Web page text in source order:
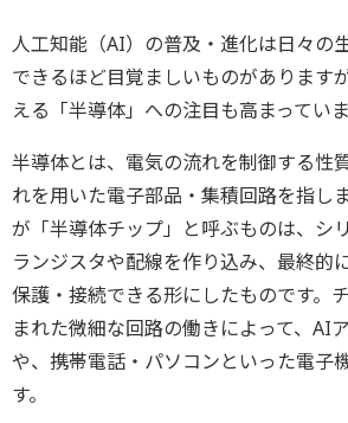
人工知能（AI）の普及・進化は日々の
できるほど目覚ましいものがあります
える「半導体」への注目も高まっていま
半導体とは、電気の流れを制御する性
れを用いた電子部品・集積回路を指し
が「半導体チップ」と呼ぶものは、シ
ランジスタや配線を作り込み、最終的
保護・接続できる形にしたものです。
まれた微細な回路の働きによって、AI
や、携帯電話・パソコンといった電子
す。